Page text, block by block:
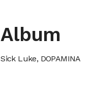
Album
Sick Luke, DOPAMINA